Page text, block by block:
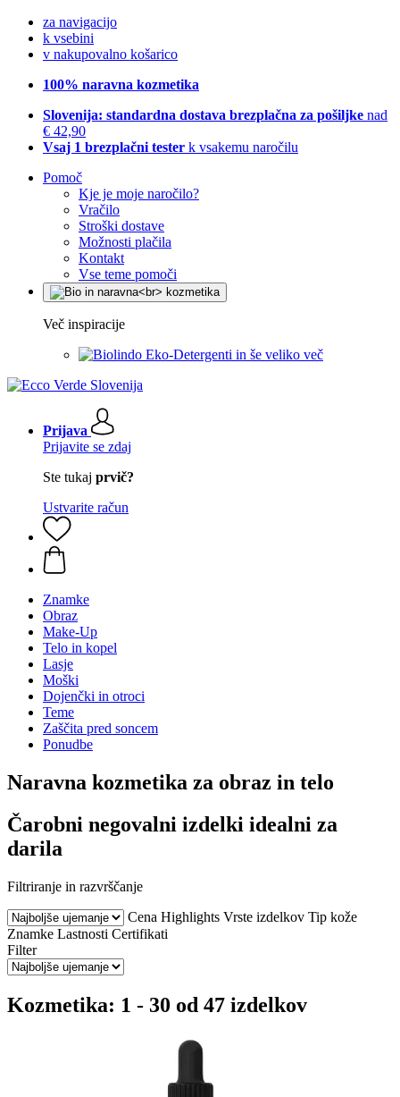
za navigacijo
k vsebini
v nakupovalno košarico
100% naravna kozmetika
Slovenija: standardna dostava brezplačna za pošiljke nad
€ 42,90
Vsaj 1 brezplačni tester k vsakemu naročilu
Pomoč
Kje je moje naročilo?
Vračilo
Stroški dostave
Možnosti plačila
Kontakt
Vse teme pomoči
Več inspiracije
Eko-Detergenti in še veliko več
Prijava
Prijavite se zdaj
Ste tukaj prvič?
Ustvarite račun
Znamke
Obraz
Make-Up
Telo in kopel
Lasje
Moški
Dojenčki in otroci
Teme
Zaščita pred soncem
Ponudbe
Naravna kozmetika za obraz in telo
Čarobni negovalni izdelki idealni za
darila
Filtriranje in razvrščanje
Cena Highlights Vrste izdelkov Tip kože
Znamke Lastnosti Certifikati
Filter
Kozmetika: 1 - 30 od 47 izdelkov